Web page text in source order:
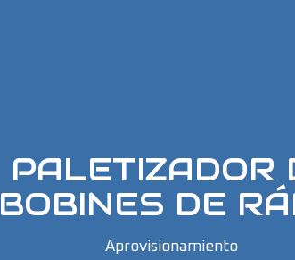
PALETIZADOR
BOBINES DE
Aprovisionamiento